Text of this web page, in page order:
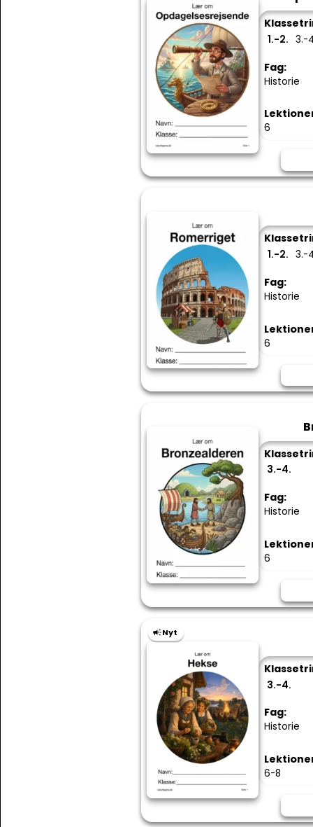
1.-2. 3.-
Fag:
Historie
6
1.-2. 3.-
Fag:
Historie
6
3.-4.
Fag:
Historie
6
Nyt
3.-4.
Fag:
Historie
6-8